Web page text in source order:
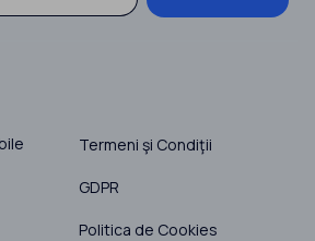
Termeni şi Condiţii
GDPR
Politica de Cookies